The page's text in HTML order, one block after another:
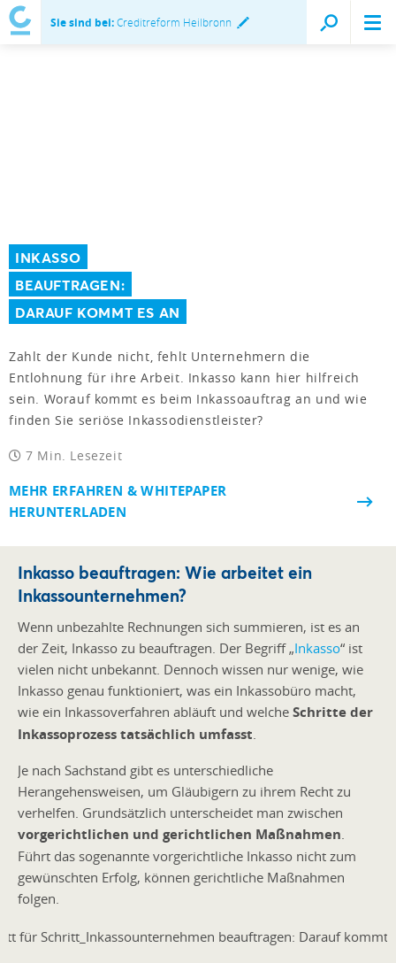
Sie sind bei:Creditreform Heilbronn
INKASSO
BEAUFTRAGEN:
DARAUF KOMMT ES AN
Zahlt der Kunde nicht, fehlt Unternehmern die
Entlohnung für ihre Arbeit. Inkasso kann hier hilfreich
sein. Worauf kommt es beim Inkassoauftrag an und wie
finden Sie seriöse Inkassodienstleister?
7 Min. Lesezeit
MEHR ERFAHREN & WHITEPAPER
HERUNTERLADEN
Inkasso beauftragen: Wie arbeitet ein
Inkassounternehmen?
Wenn unbezahlte Rechnungen sich summieren, ist es an
der Zeit, Inkasso zu beauftragen. Der Begriff „Inkasso“ ist
vielen nicht unbekannt. Dennoch wissen nur wenige, wie
Inkasso genau funktioniert, was ein Inkassobüro macht,
wie ein Inkassoverfahren abläuft und welche Schritte der
Inkassoprozess tatsächlich umfasst
Je nach Sachstand gibt es unterschiedliche
Herangehensweisen, um Gläubigern zu ihrem Recht zu
verhelfen. Grundsätzlich unterscheidet man zwischen
vorgerichtlichen und gerichtlichen Maßnahmen
Führt das sogenannte vorgerichtliche Inkasso nicht zum
gewünschten Erfolg, können gerichtliche Maßnahmen
folgen.